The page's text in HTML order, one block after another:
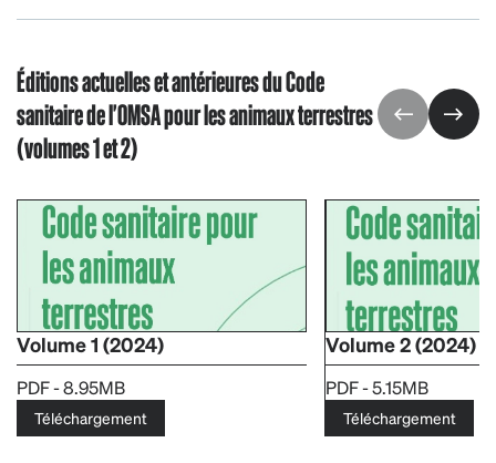
Éditions actuelles et antérieures du Code
sanitaire de l'OMSA pour les animaux terrestres
(volumes 1 et 2)
Volume 1 (2024)
PDF - 8.95MB
Téléchargement
Volume 2 (2024)
PDF - 5.15MB
Téléchargement